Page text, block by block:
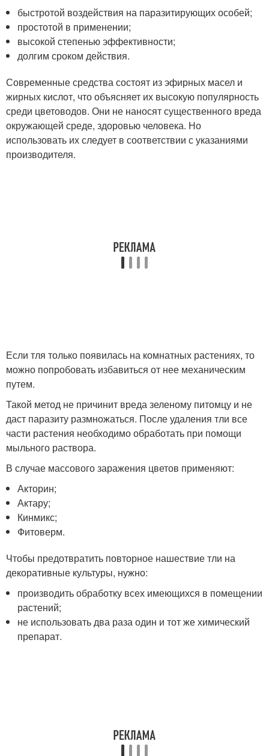
быстротой воздействия на паразитирующих особей;
простотой в применении;
высокой степенью эффективности;
долгим сроком действия.
Современные средства состоят из эфирных масел и
жирных кислот, что объясняет их высокую популярность
среди цветоводов. Они не наносят существенного вреда
окружающей среде, здоровью человека. Но
использовать их следует в соответствии с указаниями
производителя.
Если тля только появилась на комнатных растениях, то
можно попробовать избавиться от нее механическим
путем.
Такой метод не причинит вреда зеленому питомцу и не
даст паразиту размножаться. После удаления тли все
части растения необходимо обработать при помощи
мыльного раствора.
В случае массового заражения цветов применяют:
Акторин;
Актару;
Кинмикс;
Фитоверм.
Чтобы предотвратить повторное нашествие тли на
декоративные культуры, нужно:
производить обработку всех имеющихся в помещении
растений;
не использовать два раза один и тот же химический
препарат.